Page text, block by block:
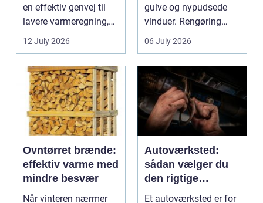
en effektiv genvej til
lavere varmeregning,
mindre CO2-udslip og
12 July 2026
gulve og nypudsede
vinduer. Rengøring
påvirker medarbejder...
06 July 2026
Ovntørret brænde:
effektiv varme med
mindre besvær
Når vinteren nærmer
Autoværksted:
sådan vælger du
den rigtige
mekaniker
Et autoværksted er for